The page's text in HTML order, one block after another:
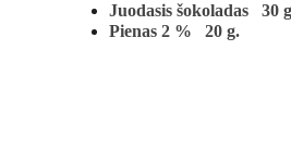
Juodasis šokoladas   30
Pienas 2 %   20 g.